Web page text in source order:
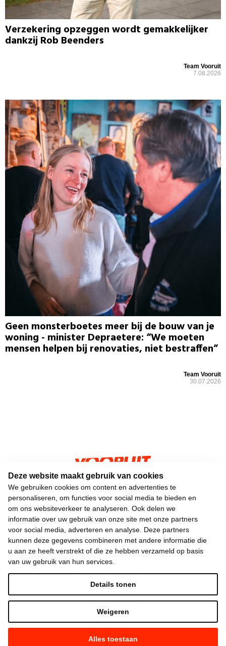
Deze website maakt gebruik van cookies
We gebruiken cookies om content en advertenties te
personaliseren, om functies voor social media te bieden en
om ons websiteverkeer te analyseren. Ook delen we
informatie over uw gebruik van onze site met onze partners
voor social media, adverteren en analyse. Deze partners
kunnen deze gegevens combineren met andere informatie die
u aan ze heeft verstrekt of die ze hebben verzameld op basis
van uw gebruik van hun services.
Alles toestaan
Weigeren
Details tonen
Verzekering opzeggen wordt gemakkelijker
dankzij Rob Beenders
Team Vooruit
7.08.2026
Geen monsterboetes meer bij de bouw van je
woning - minister Depraetere: “We moeten
mensen helpen bij renovaties, niet bestraffen”
Team Vooruit
30.07.2026
Keizerslaan 13
1000 Brussel
02 552 02 00
hallo@vooruit.org
Snel
Over de beweging
Algemeen
Laatste nieuws